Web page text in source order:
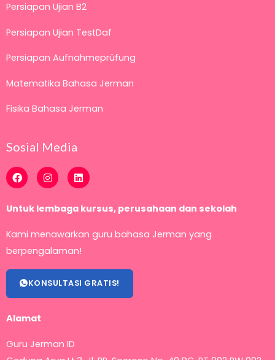
Persiapan Ujian B2
Persiapan Ujian TestDaf
Persiapan Aufnahmeprüfung
Matematika Bahasa Jerman
Fisika Bahasa Jerman
Sosial Media
F
a
c
b
o
k
I
n
s
a
r
a
m
L
i
n
e
i
n
Untuk lembaga kursus, perusahaan dan sekolah
Kami menawarkan guru bahasa Jerman yang
berpengalaman!
KONSULTASI GRATIS!
Alamat
Guru Jerman ID